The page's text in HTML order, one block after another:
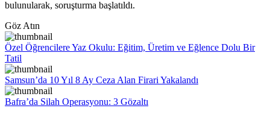
bulunularak, soruşturma başlatıldı.
Göz Atın
Özel Öğrencilere Yaz Okulu: Eğitim, Üretim ve Eğlence Dolu Bir
Tatil
Samsun’da 10 Yıl 8 Ay Ceza Alan Firari Yakalandı
Bafra’da Silah Operasyonu: 3 Gözaltı